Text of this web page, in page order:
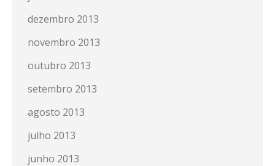
dezembro 2013
novembro 2013
outubro 2013
setembro 2013
agosto 2013
julho 2013
junho 2013